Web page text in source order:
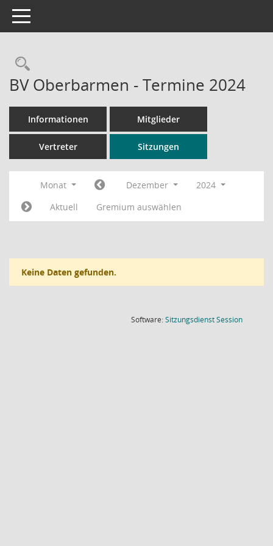
Toggle navigation
Rechercheauswahl
BV Oberbarmen - Termine 2024
Informationen Mitglieder
Vertreter Sitzungen
Monat Dezember
2024
Aktuell
Gremium auswählen
Keine Daten gefunden.
Software:SitzungsdienstSession(Wird in